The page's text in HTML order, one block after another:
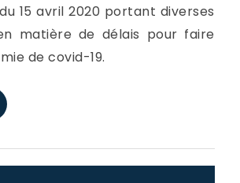
15 avril 2020 portant diverses
matière de délais pour faire
de covid-19.